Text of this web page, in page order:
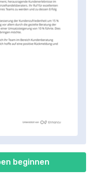
beginnen